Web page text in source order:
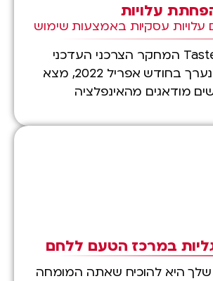
עלויות
עלויות עסקיות באמצעות שימוש
,Taste Tomorrow המחקר הצרכני העדכני
ביותר שלנו, שנערך בחודש אפריל 2022, מצא
מודאגים מהאינפלציה
ומהשפעתם על ההוצאות
ובאופן…
במרכז הטעם ללחם
היא להוכיח שאתה המומחה